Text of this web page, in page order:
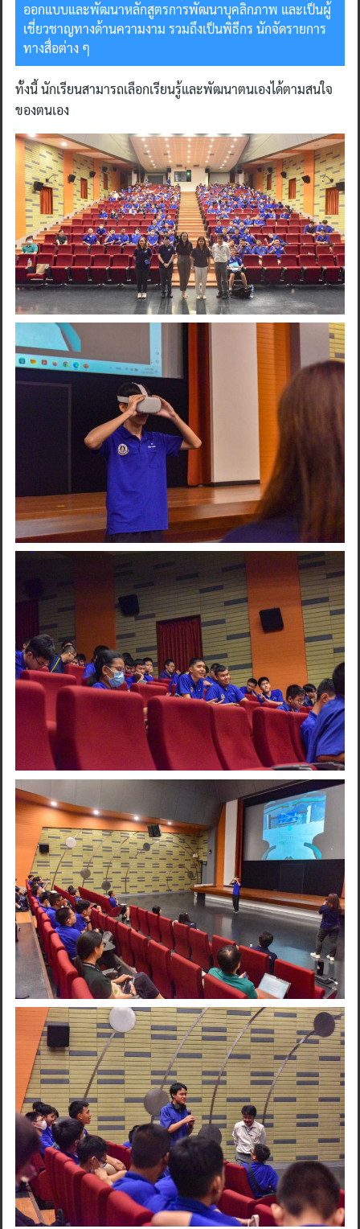
ออกแบบและพัฒนาหลักสูตรการพัฒนาบุคลิกภาพ และเป็นผู้
เชี่ยวชาญทางด้านความงาม รวมถึงเป็นพิธีกร นักจัดรายการ
ทางสื่อต่าง ๆ
ทั้งนี้ นักเรียนสามารถเลือกเรียนรู้และพัฒนาตนเองได้ตามสนใจ
ของตนเอง